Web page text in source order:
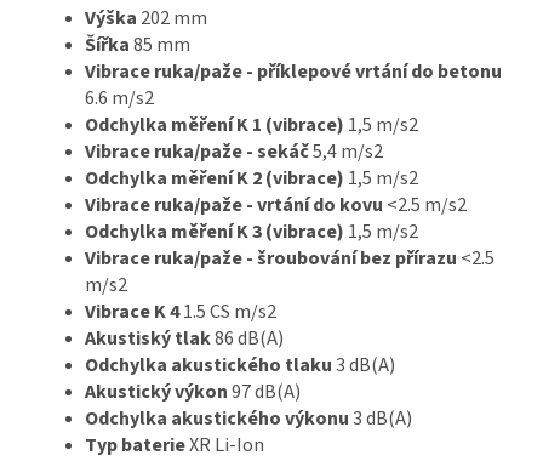
Výška 202 mm
Šířka85 mm
Vibrace ruka/paže - příklepové vrtání do betonu
6.6 m/s2
Odchylka měření K 1 (vibrace) 1,5 m/s2
Vibrace ruka/paže - sekáč5,4 m/s2
Odchylka měření K 2 (vibrace) 1,5 m/s2
Vibrace ruka/paže - vrtání do kovu <2.5 m/s2
Odchylka měření K 3 (vibrace) 1,5 m/s2
Vibrace ruka/paže - šroubování bez přírazu <2.5
m/s2
Vibrace K 41.5 CS m/s2
Akustiský tlak86 dB(A)
Odchylka akustického tlaku3 dB(A)
Akustický výkon97 dB(A)
Odchylka akustického výkonu3 dB(A)
Typ baterieXR Li-Ion